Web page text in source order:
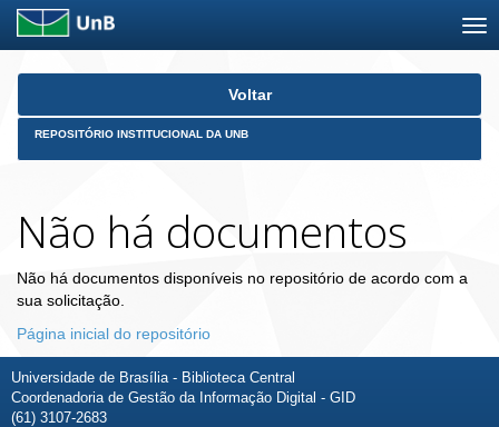
Skip
Voltar
REPOSITÓRIO INSTITUCIONAL DA UNB
Não há documentos
Não há documentos disponíveis no repositório de acordo com a
sua solicitação.
Página inicial do repositório
Universidade de Brasília - Biblioteca Central
Coordenadoria de Gestão da Informação Digital - GID
(61) 3107-2683